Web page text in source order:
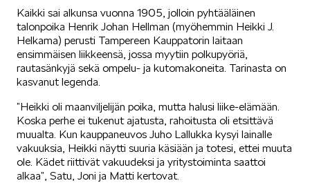
KOEAJOSSA
Kaikki sai alkunsa vuonna 1905, jolloin pyhtääläinen
talonpoika Henrik Johan Hellman (myöhemmin Heikki J.
Helkama) perusti Tampereen Kauppatorin laitaan
ensimmäisen liikkeensä, jossa myytiin polkupyöriä,
rautasänkyjä sekä ompelu- ja kutomakoneita. Tarinasta on
kasvanut legenda.
”Heikki oli maanviljelijän poika, mutta halusi liike-elämään.
Koska perhe ei tukenut ajatusta, rahoitusta oli etsittävä
muualta. Kun kauppaneuvos Juho Lallukka kysyi lainalle
vakuuksia, Heikki näytti suuria käsiään ja totesi, ettei muuta
ole. Kädet riittivät vakuudeksi ja yritystoiminta saattoi
alkaa”, Satu, Joni ja Matti kertovat.